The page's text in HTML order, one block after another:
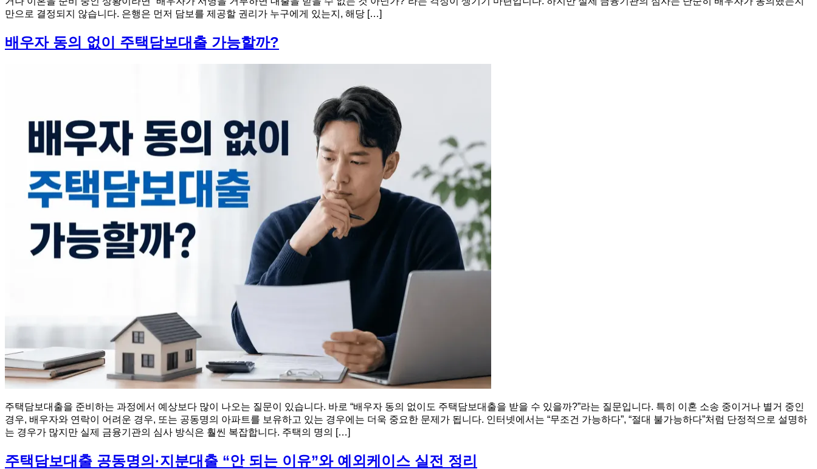
만으로 결정되지 않습니다. 은행은 먼저 담보를 제공할 권리가 누구에게 있는지, 해당 […]
배우자 동의 없이 주택담보대출 가능할까?
주택담보대출을 준비하는 과정에서 예상보다 많이 나오는 질문이 있습니다. 바로 “배우자 동의 없이도 주택담보대출을 받을 수 있을까?”라는 질문입니다. 특히 이혼 소송 중이거나 별거 중인
경우, 배우자와 연락이 어려운 경우, 또는 공동명의 아파트를 보유하고 있는 경우에는 더욱 중요한 문제가 됩니다. 인터넷에서는 “무조건 가능하다”, “절대 불가능하다”처럼 단정적으로 설명하
는 경우가 많지만 실제 금융기관의 심사 방식은 훨씬 복잡합니다. 주택의 명의 […]
주택담보대출 공동명의·지분대출 “안 되는 이유”와 예외케이스 실전 정리